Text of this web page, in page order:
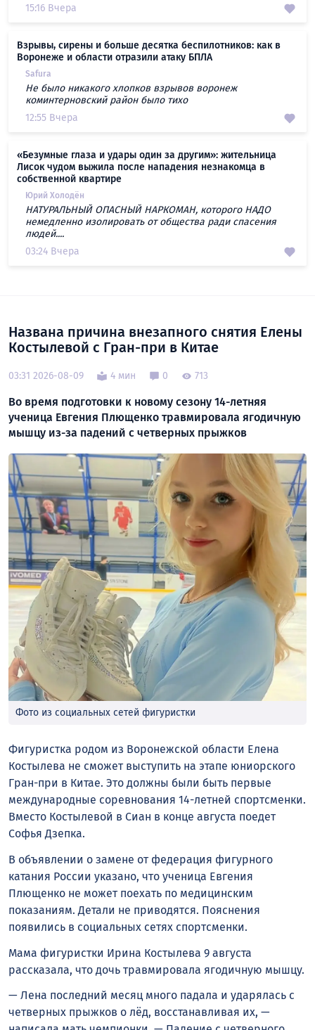
15:16 Вчера
Взрывы, сирены и больше десятка беспилотников: как в
Воронеже и области отразили атаку БПЛА
Safura
Не было никакого хлопков взрывов воронеж
коминтерновский район было тихо
12:55 Вчера
«Безумные глаза и удары один за другим»: жительница
Лисок чудом выжила после нападения незнакомца в
собственной квартире
Юрий Холодён
НАТУРАЛЬНЫЙ ОПАСНЫЙ НАРКОМАН, которого НАДО
немедленно изолировать от общества ради спасения
людей....
03:24 Вчера
Названа причина внезапного снятия Елены
Костылевой с Гран-при в Китае
03:31 2026-08-09 4 мин 0 713
Во время подготовки к новому сезону 14-летняя
ученица Евгения Плющенко травмировала ягодичную
мышцу из-за падений с четверных прыжков
Фото из социальных сетей фигуристки
Фигуристка родом из Воронежской области Елена
Костылева не сможет выступить на этапе юниорского
Гран-при в Китае. Это должны были быть первые
международные соревнования 14-летней спортсменки.
Вместо Костылевой в Сиан в конце августа поедет
Софья Дзепка.
В объявлении о замене от федерация фигурного
катания России указано, что ученица Евгения
Плющенко не может поехать по медицинским
показаниям. Детали не приводятся. Пояснения
появились в социальных сетях спортсменки.
Мама фигуристки Ирина Костылева 9 августа
рассказала, что дочь травмировала ягодичную мышцу.
— Лена последний месяц много падала и ударялась с
четверных прыжков о лëд, восстанавливая их, —